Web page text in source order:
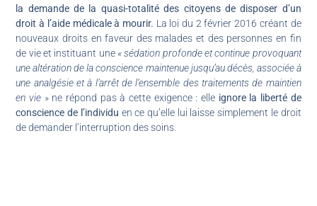
la demande de la quasi-totalité des citoyens de disposer d’un
droit à l’aide médicale à mourir. La loi du 2 février 2016 créant de
nouveaux droits en faveur des malades et des personnes en fin
de vie et instituant une« sédation profonde et continue provoquant
une altération de la conscience maintenue jusqu’au décès, associée à
une analgésie et à l’arrêt de l’ensemble des traitements de maintien
en vie »ne répond pas à cette exigence : elle ignore la liberté de
conscience de l’individu en ce qu’elle lui laisse simplement le droit
de demander l’interruption des soins.